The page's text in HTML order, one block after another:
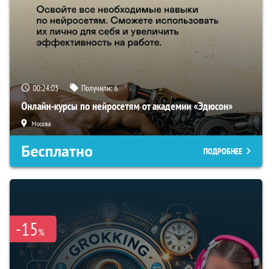
00:24:02 Получили:6
Онлайн-курсы по нейросетям от академии «Эдюсон»
Москва
Бесплатно ПОДРОБНЕЕ
-15%